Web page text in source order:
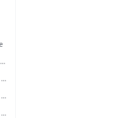
Bebenhausen (Allemagne) : monastère (dessin à la main de 1683)
Blotzheim : plan et arpentage du ban de la commune de Blotzheim (plan dressé sur ordre de l'intendant vers 1765)
Blotzheim : plan et arpentage du ban de la commune de Blotzheim (plan dressé sur ordre de l'intendant vers 1765)
Blotzheim : plan et arpentage du ban de la commune de Blotzheim (plan dressé sur ordre de l'intendant vers 1765)